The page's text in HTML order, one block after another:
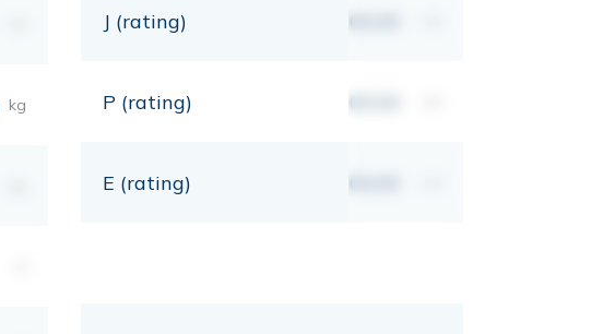
kg
J (rating) 00,00
P (rating) 00,00
E (rating) 00,00